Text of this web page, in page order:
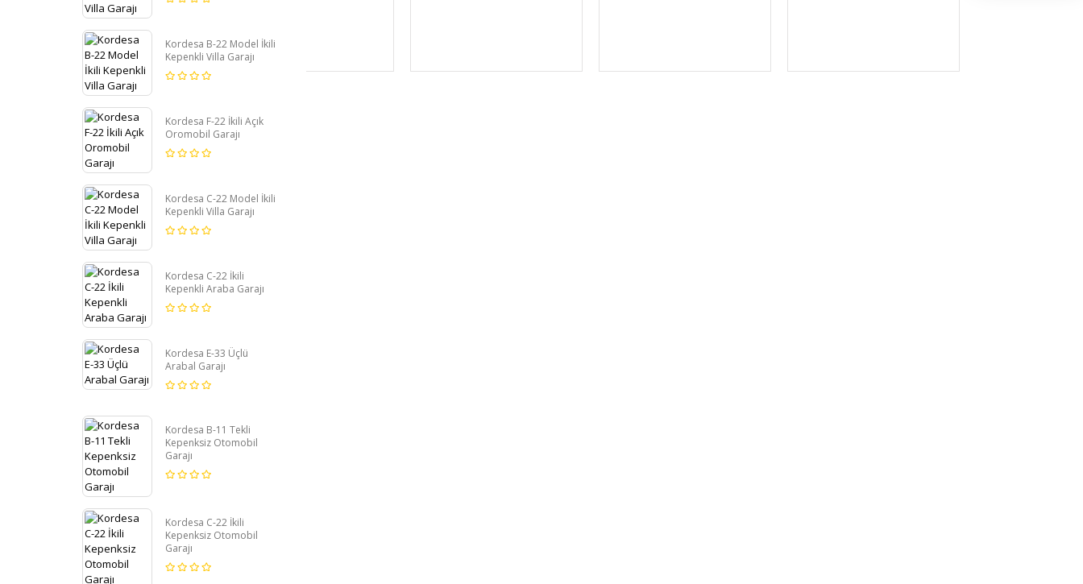
Kordesa B-22 Model İkili
Kepenkli Villa Garajı
Kordesa F-22 İkili Açık
Oromobil Garajı
Kordesa C-22 Model İkili
Kepenkli Villa Garajı
Kordesa C-22 İkili
Kepenkli Araba Garajı
Kordesa E-33 Üçlü
Arabal Garajı
Kordesa B-11 Tekli
Kepenksiz Otomobil
Garajı
Kordesa C-22 İkili
Kepenksiz Otomobil
Garajı